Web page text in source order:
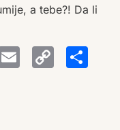
a tebe?! Da li
Email